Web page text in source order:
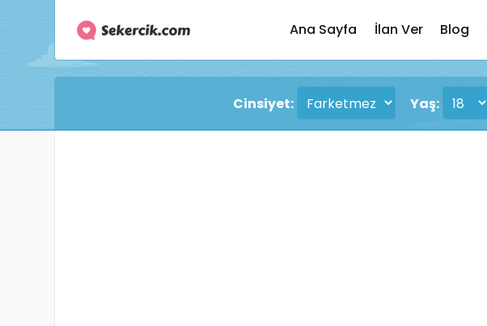
Ana Sayfa İlan Ver Blog
Cinsiyet: Yaş: